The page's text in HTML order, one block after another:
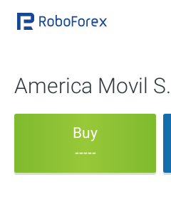
America Movil
Buy
-----